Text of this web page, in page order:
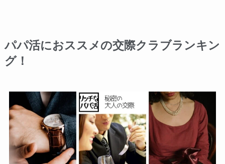
パパ活におススメの交際クラブランキン
グ！